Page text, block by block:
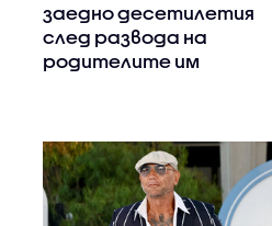
заедно десетилетия
след развода на
родителите им